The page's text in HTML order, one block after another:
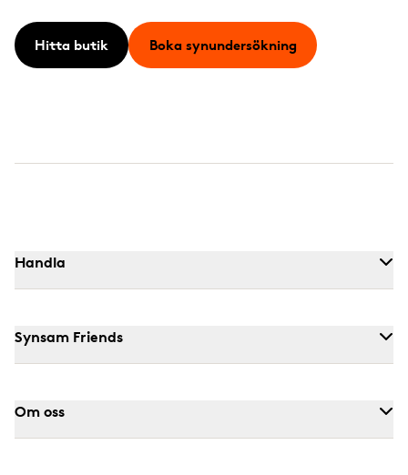
Hitta butik Boka synundersökning
Handla
Synsam Friends
Om oss